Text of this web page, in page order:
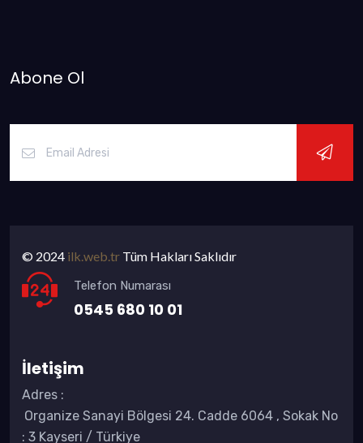
Abone Ol
© 2024 ilk.web.tr Tüm Hakları Saklıdır
Telefon Numarası
0545 680 10 01
İletişim
Adres :
Organize Sanayi Bölgesi 24. Cadde 6064 , Sokak No
: 3 Kayseri / Türkiye